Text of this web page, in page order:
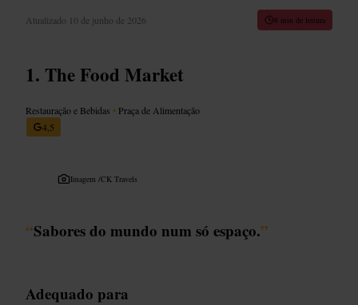
Atualizado 10 de junho de 2026 8 min de leitura
The Food Market
Restauração e Bebidas • Praça de Alimentação
4,5
Imagem /CK Travels
“Sabores do mundo num só espaço.”
Adequado para